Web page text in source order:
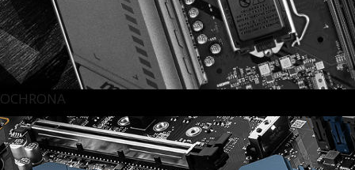
OCHRONA